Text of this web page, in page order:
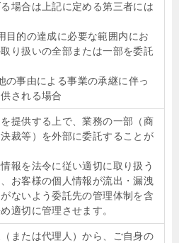
場合は上記に定める第三者には
目的の達成に必要な範囲内にお
り扱いの全部または一部を委託
の事由による事業の承継に伴っ
される場合
提供する上で、業務の一部（商
裁等）を外部に委託することが
報を法令に従い適切に取り扱う
お客様の個人情報が流出・漏洩
ないよう委託先の管理体制を含
適切に管理させます。
または代理人）から、ご自身の